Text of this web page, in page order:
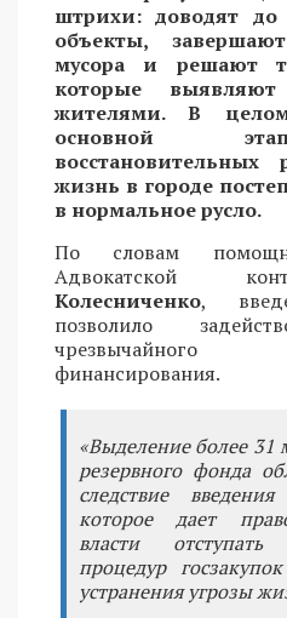
штрихи: доводят до
объекты,
мусора и решают
которые
жителями. В
основной
жизнь в городе
в нормальное русло.
По словам
Адвокатской
Колесниченко,
позволило
финансирования.
«Выделение более 31
резервного фонда
следствие
которое дает
власти
процедур
устранения угрозы